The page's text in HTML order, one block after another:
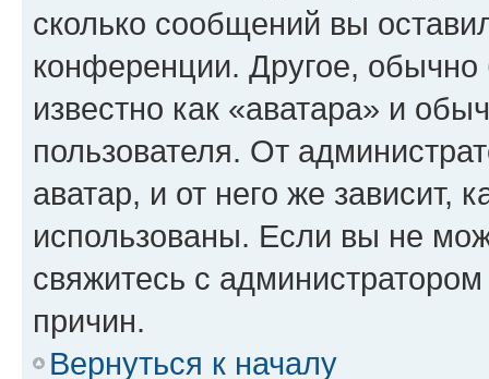
сколько сообщений вы
конференции. Другое,
известно как «аватара» и
пользователя. От
аватар, и от него же зависит,
использованы. Если вы не
свяжитесь с
причин.
Вернуться к началу